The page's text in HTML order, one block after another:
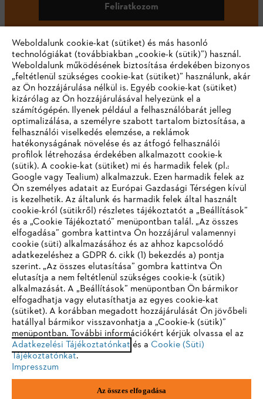
Feliratkozom
#STIHL
Vállalat
STIHL GYIK
Szerviz
Adatvédelem Impresszum Cookie tájékoztató
Jogi információk
Andreas Stihl Kereskedelmi Kft.
IHR BROWSER WIRD NICHT
UNTERSTÜTZT
Sie nutzen einen Browser, den wir noch nicht unterstützen. Für
eine optimale Nutzung unserer Seite empfehlen wir Ihnen, zu
einem der folgenden Browser zu wechseln:
Firefox Chrome
Weboldalunk cookie-kat (sütiket) és más hasonló
technológiákat (továbbiakban „cookie-k (sütik)”) használ.
Weboldalunk működésének biztosítása érdekében bizonyos
„feltétlenül szükséges cookie-kat (sütiket)” használunk, akár
az Ön hozzájárulása nélkül is. Egyéb cookie-kat (sütiket)
kizárólag az Ön hozzájárulásával helyezünk el a
számítógépén. Ilyenek például a felhasználóbarát jelleg
optimalizálása, a személyre szabott tartalom biztosítása, a
felhasználói viselkedés elemzése, a reklámok
hatékonyságának növelése és az átfogó felhasználói
profilok létrehozása érdekében alkalmazott cookie-k
(sütik). A cookie-kat (sütiket) mi és harmadik felek (pl.:
Google vagy Tealium) alkalmazzuk. Ezen harmadik felek az
Ön személyes adatait az Európai Gazdasági Térségen kívül
is kezelhetik. Az általunk és harmadik felek által használt
cookie-król (sütikről) részletes tájékoztatót a „Beállítások”
és a „Cookie Tájékoztató” menüpontban talál. „Az összes
elfogadása” gombra kattintva Ön hozzájárul valamennyi
cookie (süti) alkalmazásához és az ahhoz kapcsolódó
adatkezeléshez a GDPR 6. cikk (1) bekezdés a) pontja
szerint. „Az összes elutasítása” gombra kattintva Ön
elutasítja a nem feltétlenül szükséges cookie-k (sütik)
alkalmazását. A „Beállítások” menüpontban Ön bármikor
elfogadhatja vagy elutasíthatja az egyes cookie-kat
(sütiket). A korábban megadott hozzájárulását Ön jövőbeli
hatállyal bármikor visszavonhatja a „Cookie-k (sütik)”
menüpontban. További információkért kérjük olvassa el az
Adatkezelési Tájékoztatónkat és a Cookie (Süti)
Tájékoztatónkat.
Impresszum
Az összes elfogadása